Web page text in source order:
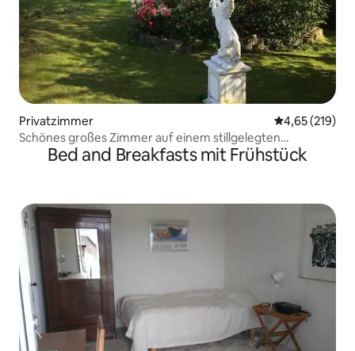
Privatzimmer
4,65 (219)
Schönes großes Zimmer auf einem stillgelegten
Grundstück.
Bed and Breakfasts mit Frühstück